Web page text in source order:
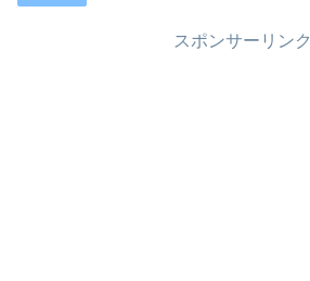
スポンサーリンク